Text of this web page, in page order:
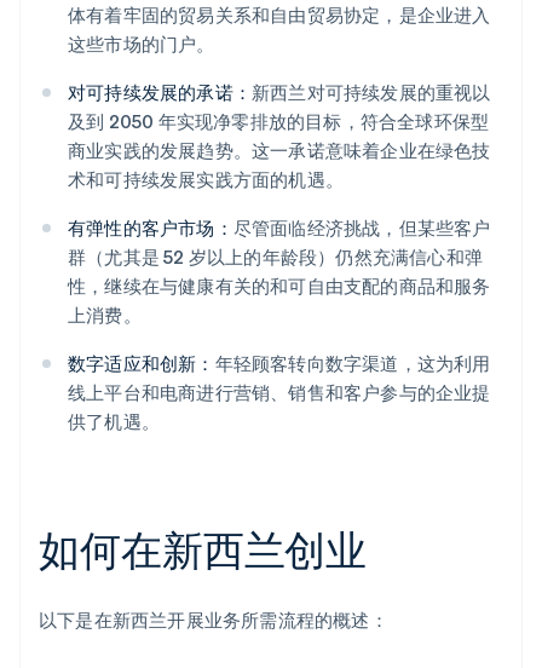
体有着牢固的贸易关系和自由贸易协定，是企业进入
这些市场的门户。
对可持续发展的承诺： 新西兰对可持续发展的重视以
及到 2050 年实现净零排放的目标，符合全球环保型
商业实践的发展趋势。这一承诺意味着企业在绿色技
术和可持续发展实践方面的机遇。
有弹性的客户市场： 尽管面临经济挑战，但某些客户
群（尤其是 52 岁以上的年龄段）仍然充满信心和弹
性，继续在与健康有关的和可自由支配的商品和服务
上消费。
数字适应和创新： 年轻顾客转向数字渠道，这为利用
线上平台和电商进行营销、销售和客户参与的企业提
供了机遇。
如何在新西兰创业
以下是在新西兰开展业务所需流程的概述：